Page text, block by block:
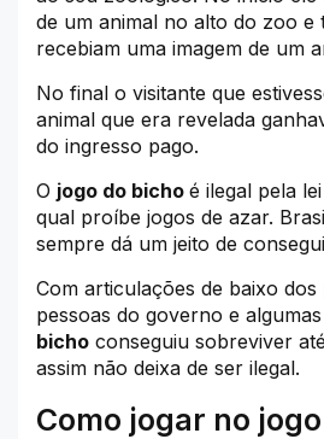
de um animal no alto do zoo e
recebiam uma imagem de um
No final o visitante que
animal que era revelada
do ingresso pago.
O jogo do bicho é ilegal pela
qual proíbe jogos de azar.
sempre dá um jeito de
Com articulações de baixo
pessoas do governo e
bicho conseguiu sobreviver
assim não deixa de ser ilegal.
Como jogar no